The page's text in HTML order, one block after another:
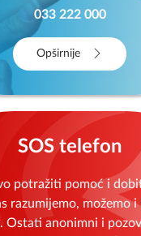
033 222 000
Opširnije
SOS telefon
potražiti pomoć i
razumijemo, možemo i
Ostati anonimni i